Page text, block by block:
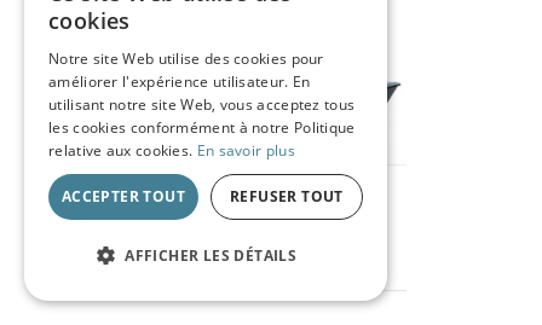
cookies
Notre site Web utilise des cookies pour
améliorer l'expérience utilisateur. En
utilisant notre site Web, vous acceptez tous
les cookies conformément à notre Politique
relative aux cookies. En savoir plus
ACCEPTER TOUT REFUSER TOUT
AFFICHER LES DÉTAILS